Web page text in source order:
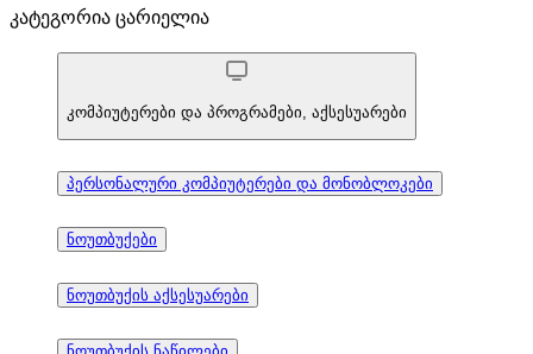
კატეგორია ცარიელია
კომპიუტერები და პროგრამები, აქსესუარები
პერსონალური კომპიუტერები და მონობლოკები
ნოუთბუქები
ნოუთბუქის აქსესუარები